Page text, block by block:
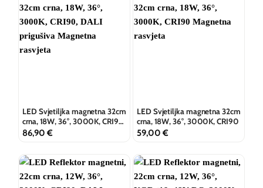
LED Svjetiljka magnetna 32cm
crna, 18W, 36°, 3000K, CRI90,
DALI prigušiva
86,90 €
LED Svjetiljka magnetna 32cm
crna, 18W, 36°, 3000K, CRI90
59,00 €